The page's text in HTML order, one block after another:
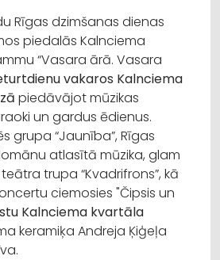
Rīgas dzimšanas dienas
piedalās Kalnciema
“Vasara ārā. Vasara
vakaros Kalnciema
piedāvājot mūzikas
un gardus ēdienus.
grupa “Jaunība”, Rīgas
atlasītā mūzika, glam
trupa “Kvadrifrons”, kā
ciemosies "Čipsis un
Kalnciema kvartāla
keramiķa Andreja Ķiģeļa